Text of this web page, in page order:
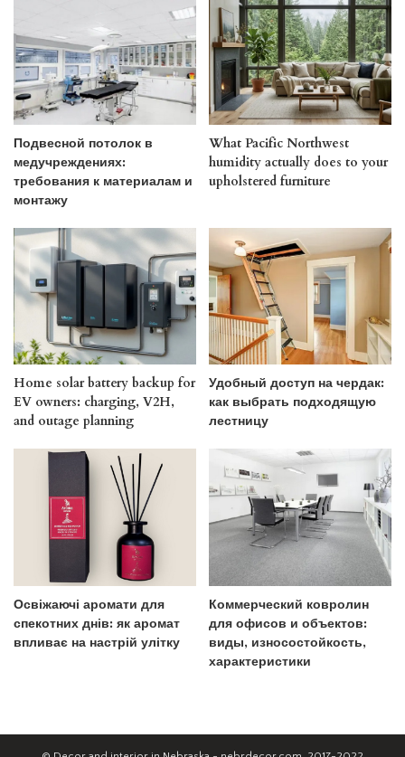
Подвесной потолок в
медучреждениях:
требования к материалам и
монтажу
What Pacific Northwest
humidity actually does to your
upholstered furniture
Home solar battery backup for
EV owners: charging, V2H,
and outage planning
Удобный доступ на чердак:
как выбрать подходящую
лестницу
Освіжаючі аромати для
спекотних днів: як аромат
впливає на настрій улітку
Коммерческий ковролин
для офисов и объектов:
виды, износостойкость,
характеристики